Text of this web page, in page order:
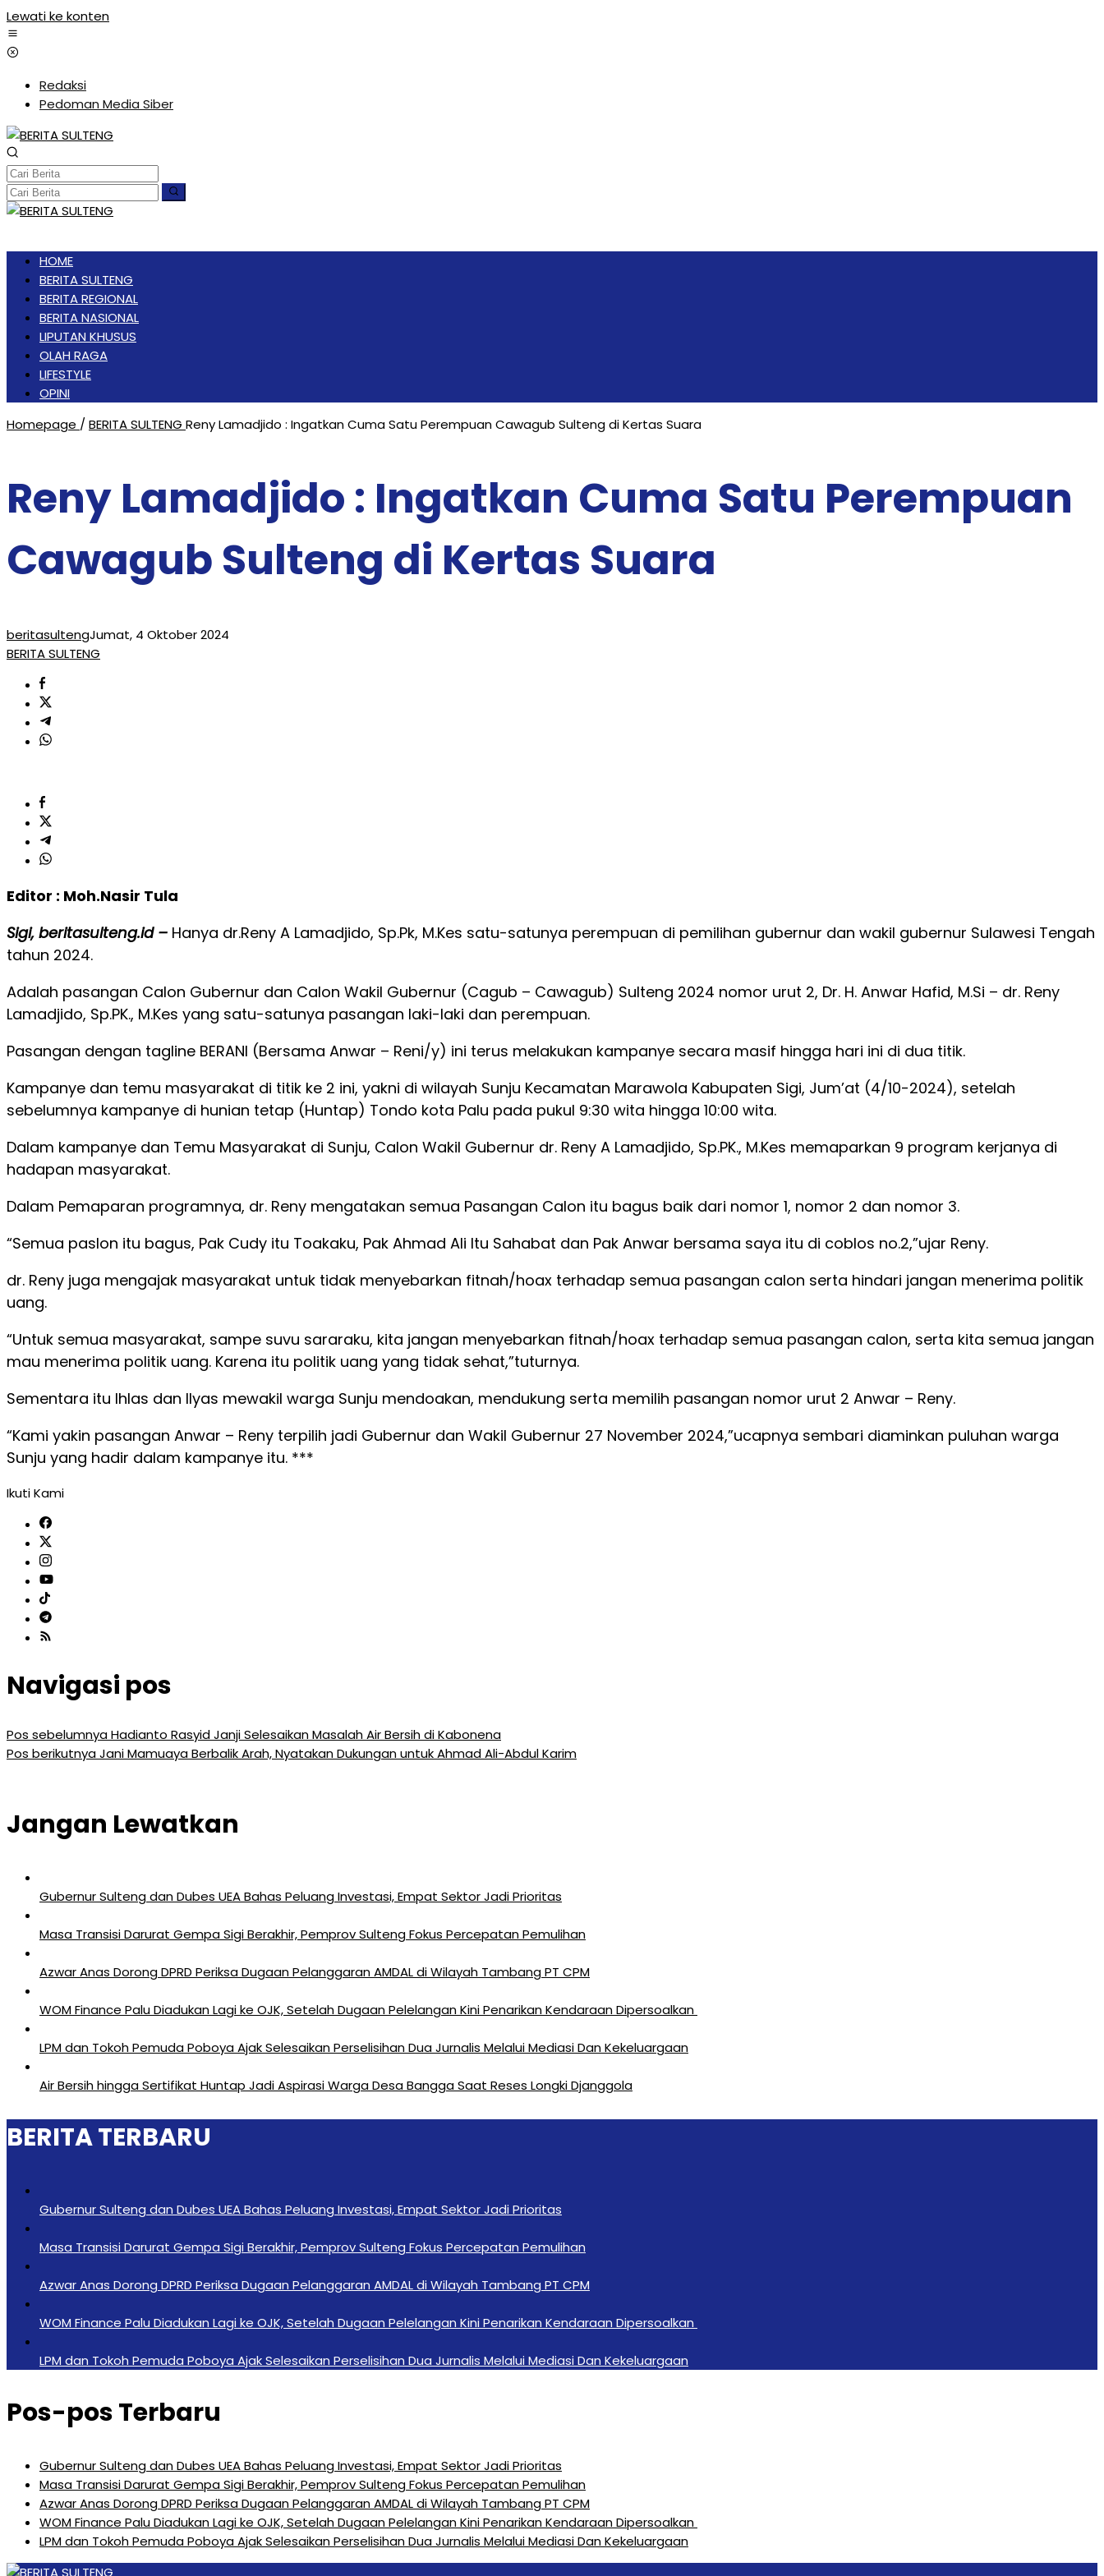
Lewati ke konten
Redaksi
Pedoman Media Siber
HOME
BERITA SULTENG
BERITA REGIONAL
BERITA NASIONAL
LIPUTAN KHUSUS
OLAH RAGA
LIFESTYLE
OPINI
Homepage / BERITA SULTENG Reny Lamadjido : Ingatkan Cuma Satu Perempuan Cawagub Sulteng di Kertas Suara
Reny Lamadjido : Ingatkan Cuma Satu Perempuan
Cawagub Sulteng di Kertas Suara
beritasultengJumat, 4 Oktober 2024
BERITA SULTENG
Editor : Moh.Nasir Tula
Sigi, beritasulteng.id – Hanya dr.Reny A Lamadjido, Sp.Pk, M.Kes satu-satunya perempuan di pemilihan gubernur dan wakil gubernur Sulawesi Tengah
tahun 2024.
Adalah pasangan Calon Gubernur dan Calon Wakil Gubernur (Cagub – Cawagub) Sulteng 2024 nomor urut 2, Dr. H. Anwar Hafid, M.Si – dr. Reny
Lamadjido, Sp.PK., M.Kes yang satu-satunya pasangan laki-laki dan perempuan.
Pasangan dengan tagline BERANI (Bersama Anwar – Reni/y) ini terus melakukan kampanye secara masif hingga hari ini di dua titik.
Kampanye dan temu masyarakat di titik ke 2 ini, yakni di wilayah Sunju Kecamatan Marawola Kabupaten Sigi, Jum’at (4/10-2024), setelah
sebelumnya kampanye di hunian tetap (Huntap) Tondo kota Palu pada pukul 9:30 wita hingga 10:00 wita.
Dalam kampanye dan Temu Masyarakat di Sunju, Calon Wakil Gubernur dr. Reny A Lamadjido, Sp.PK., M.Kes memaparkan 9 program kerjanya di
hadapan masyarakat.
Dalam Pemaparan programnya, dr. Reny mengatakan semua Pasangan Calon itu bagus baik dari nomor 1, nomor 2 dan nomor 3.
“Semua paslon itu bagus, Pak Cudy itu Toakaku, Pak Ahmad Ali Itu Sahabat dan Pak Anwar bersama saya itu di coblos no.2,”ujar Reny.
dr. Reny juga mengajak masyarakat untuk tidak menyebarkan fitnah/hoax terhadap semua pasangan calon serta hindari jangan menerima politik
uang.
“Untuk semua masyarakat, sampe suvu sararaku, kita jangan menyebarkan fitnah/hoax terhadap semua pasangan calon, serta kita semua jangan
mau menerima politik uang. Karena itu politik uang yang tidak sehat,”tuturnya.
Sementara itu Ihlas dan Ilyas mewakil warga Sunju mendoakan, mendukung serta memilih pasangan nomor urut 2 Anwar – Reny.
“Kami yakin pasangan Anwar – Reny terpilih jadi Gubernur dan Wakil Gubernur 27 November 2024,”ucapnya sembari diaminkan puluhan warga
Sunju yang hadir dalam kampanye itu. ***
Ikuti Kami
Navigasi pos
Pos sebelumnyaHadianto Rasyid Janji Selesaikan Masalah Air Bersih di Kabonena
Pos berikutnyaJani Mamuaya Berbalik Arah, Nyatakan Dukungan untuk Ahmad Ali-Abdul Karim
Jangan Lewatkan
Gubernur Sulteng dan Dubes UEA Bahas Peluang Investasi, Empat Sektor Jadi Prioritas
Masa Transisi Darurat Gempa Sigi Berakhir, Pemprov Sulteng Fokus Percepatan Pemulihan
Azwar Anas Dorong DPRD Periksa Dugaan Pelanggaran AMDAL di Wilayah Tambang PT CPM
‎WOM Finance Palu Diadukan Lagi ke OJK, Setelah Dugaan Pelelangan Kini Penarikan Kendaraan Dipersoalkan ‎
LPM dan Tokoh Pemuda Poboya Ajak Selesaikan Perselisihan Dua Jurnalis Melalui Mediasi Dan Kekeluargaan
Air Bersih hingga Sertifikat Huntap Jadi Aspirasi Warga Desa Bangga Saat Reses Longki Djanggola
BERITA TERBARU
Gubernur Sulteng dan Dubes UEA Bahas Peluang Investasi, Empat Sektor Jadi Prioritas
Masa Transisi Darurat Gempa Sigi Berakhir, Pemprov Sulteng Fokus Percepatan Pemulihan
Azwar Anas Dorong DPRD Periksa Dugaan Pelanggaran AMDAL di Wilayah Tambang PT CPM
‎WOM Finance Palu Diadukan Lagi ke OJK, Setelah Dugaan Pelelangan Kini Penarikan Kendaraan Dipersoalkan ‎
LPM dan Tokoh Pemuda Poboya Ajak Selesaikan Perselisihan Dua Jurnalis Melalui Mediasi Dan Kekeluargaan
Pos-pos Terbaru
Gubernur Sulteng dan Dubes UEA Bahas Peluang Investasi, Empat Sektor Jadi Prioritas
Masa Transisi Darurat Gempa Sigi Berakhir, Pemprov Sulteng Fokus Percepatan Pemulihan
Azwar Anas Dorong DPRD Periksa Dugaan Pelanggaran AMDAL di Wilayah Tambang PT CPM
‎WOM Finance Palu Diadukan Lagi ke OJK, Setelah Dugaan Pelelangan Kini Penarikan Kendaraan Dipersoalkan ‎
LPM dan Tokoh Pemuda Poboya Ajak Selesaikan Perselisihan Dua Jurnalis Melalui Mediasi Dan Kekeluargaan